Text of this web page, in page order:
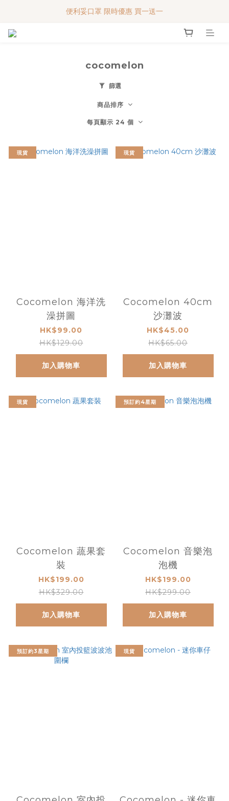
便利妥口罩 限時優惠 買一送一
便利妥口罩 限時優惠 買一送一
cocomelon
篩選
商品排序
每頁顯示 24 個
現貨
Cocomelon 海洋洗
澡拼圖
HK$99.00
HK$129.00
加入購物車
現貨
Cocomelon 40cm
沙灘波
HK$45.00
HK$65.00
加入購物車
現貨
Cocomelon 蔬果套
裝
HK$199.00
HK$329.00
加入購物車
預訂約4星期
Cocomelon 音樂泡
泡機
HK$199.00
HK$299.00
加入購物車
預訂約3星期 現貨